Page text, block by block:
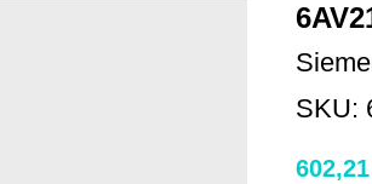
SKU:
602,21